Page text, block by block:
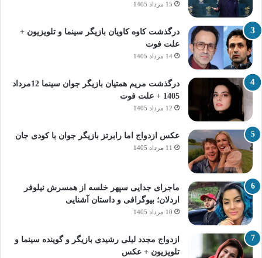
15 مرداد 1405
درگذشت کاوه کاویان بازیگر سینما و تلویزیون +
علت فوت
14 مرداد 1405
درگذشت مریم همتیان بازیگر جوان سینما 12مرداد
1405 + علت فوت
12 مرداد 1405
عکس ازدواج اما رابرتز بازیگر جوان با کودی جان
11 مرداد 1405
ماجرای جدایی سپهر خلسه از همسرش نیلوفر
اردلان؛ بیوگرافی و داستان آشنایی
10 مرداد 1405
ازدواج مجدد لیلی رشیدی بازیگر و گوینده سینما و
تلویزیون + عکس